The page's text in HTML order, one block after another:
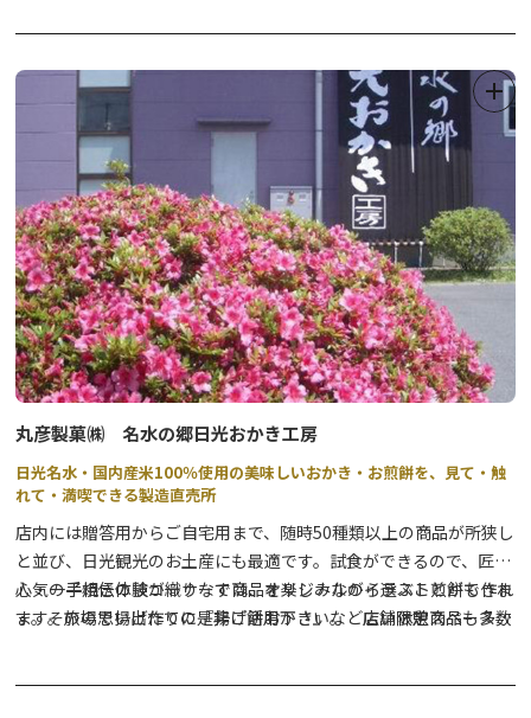
きる限り再利用して復元したものです。また、副邸は、往時の歴史
を紹介する「国際避暑地歴史館」として整備されています。設計は
国内の様々な場所の建築にも足跡を残しているアントニン・レーモ
ンドによるもので、建材にもこだわりがあります。特に外壁に使用
されている日光杉の樹皮と薄板で構成された市松模様は、とても美
しいエッセンスとなっています。 別荘記念公園から見る中禅寺湖
の美しさも随一です。
丸彦製菓㈱ 名水の郷日光おかき工房
日光名水・国内産米100％使用の美味しいおかき・お煎餅を、見て・触
れて・満喫できる製造直売所
店内には贈答用からご自宅用まで、随時50種類以上の商品が所狭し
と並び、日光観光のお土産にも最適です。試食ができるので、匠の
心・一子相伝の技が織りなす商品を楽しみながら選ぶことができま
す。その場で揚げたての『揚げ餅おかき』など店舗限定商品も多数
人気の手焼き体験コーナーでは、オリジナルのイラスト煎餅も作れ
ます。旅の思い出作りに是非ご活用下さい。 広い休憩スペースで